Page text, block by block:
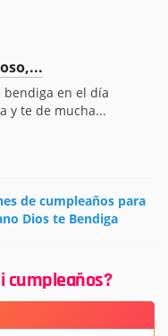
bendiga en el día
y te de mucha...
de cumpleaños para
Dios te Bendiga
cumpleaños?